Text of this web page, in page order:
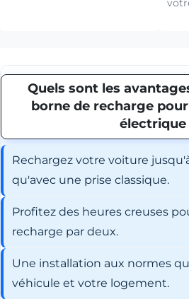
Quels sont les
borne de recharge
électrique
Rechargez votre voiture
qu'avec une prise classique.
Profitez des heures creuses
recharge par deux.
Une installation aux normes
véhicule et votre logement.